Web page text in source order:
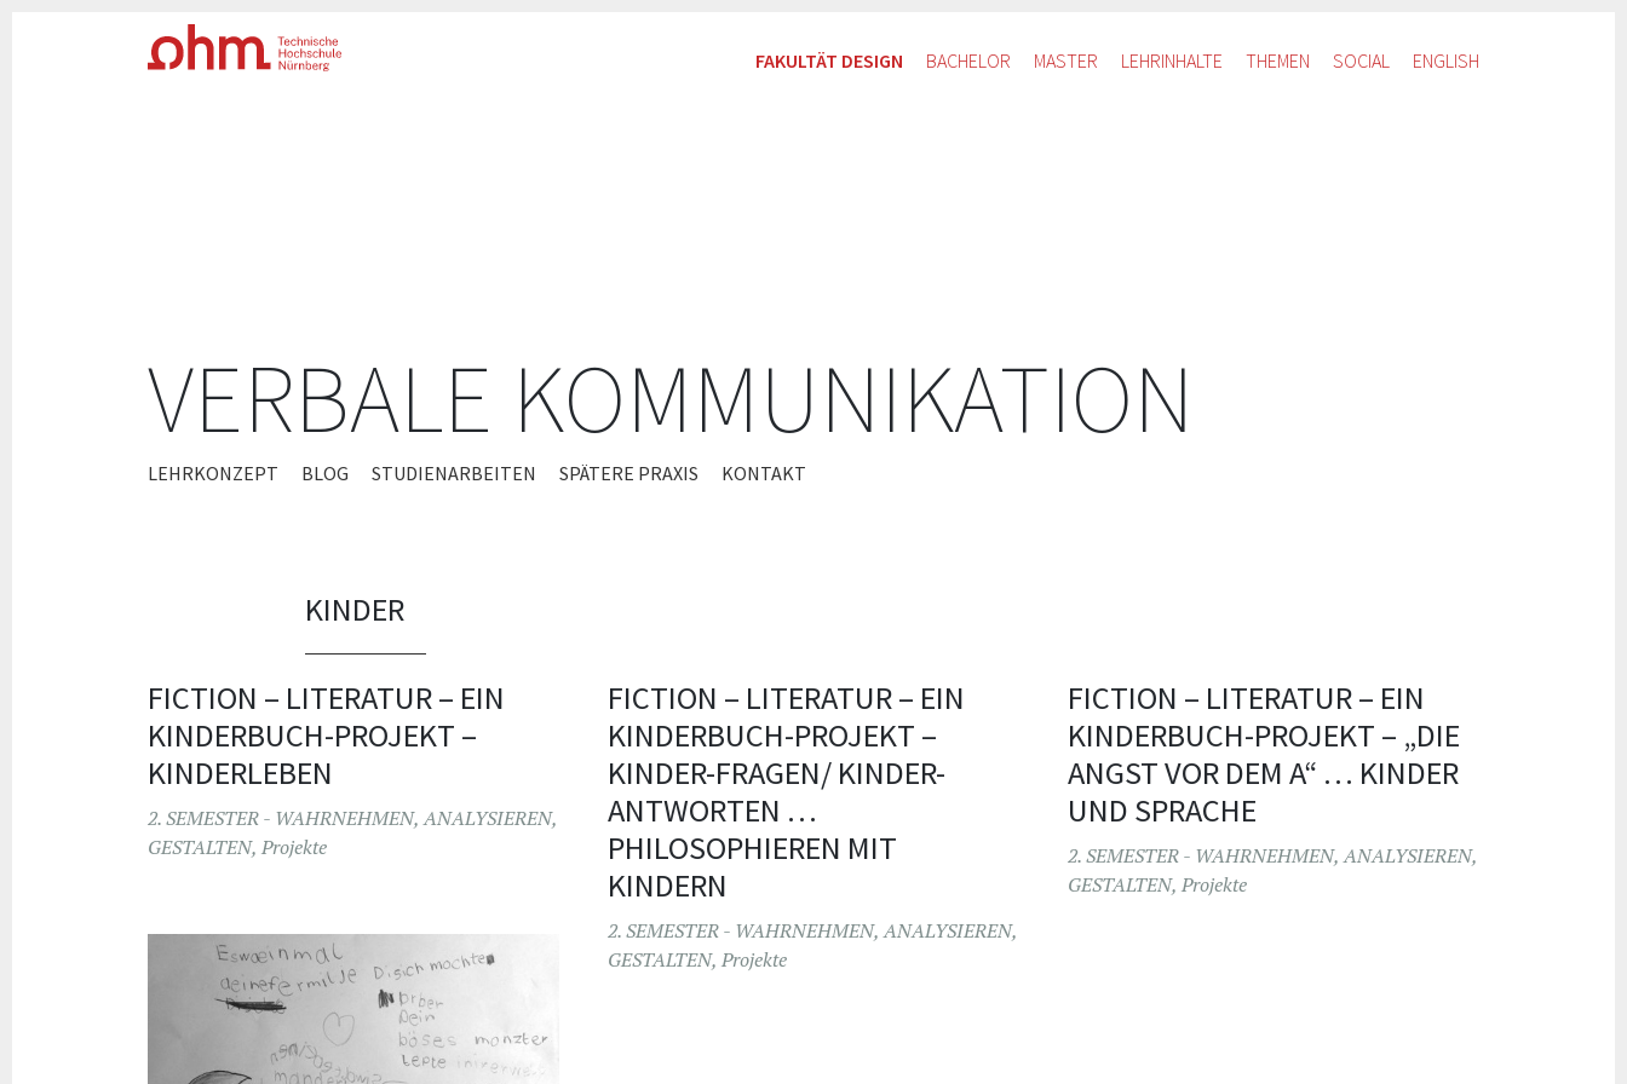
VERBALE KOMMUNIKATION
ZUM
FAKULTÄT DESIGN BACHELOR MASTER LEHRINHALTE THEMEN SOCIAL ENGLISH
LEHRKONZEPT BLOG STUDIENARBEITEN SPÄTERE PRAXIS KONTAKT
KINDER
FICTION – LITERATUR – EIN
KINDERBUCH-PROJEKT –
KINDERLEBEN
2. SEMESTER - WAHRNEHMEN, ANALYSIEREN,
GESTALTEN, Projekte
FICTION – LITERATUR – EIN
KINDERBUCH-PROJEKT –
KINDER-FRAGEN/ KINDER-
ANTWORTEN …
PHILOSOPHIEREN MIT
KINDERN
2. SEMESTER - WAHRNEHMEN, ANALYSIEREN,
GESTALTEN, Projekte
FICTION – LITERATUR – EIN
KINDERBUCH-PROJEKT – „DIE
ANGST VOR DEM A“ … KINDER
UND SPRACHE
2. SEMESTER - WAHRNEHMEN, ANALYSIEREN,
GESTALTEN, Projekte